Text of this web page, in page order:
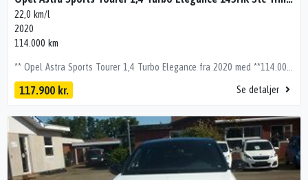
22,0 km/l
2020
114.000 km
** Opel Astra Sports Tourer 1,4 Turbo Elegance fra 2020 med **114.000 km**, benzinmotor, trinløst automatgear og masser af praktisk udstyr. Her får du en rummelig og veludstyret **Opel Astra Sports Tourer 1,4 Turbo Elegance 145HK Stc Trinl. Gear** med 5 døre og god plads til både hverdag, familie og bagage. Den 1,4 liters benzinmotor yder 145 hk, og bilen er udstyret med **automatgear**, som gør kørslen nem og afslappet. Astra’en har haft **1 ejer**, er ikke-ryger og har servicehistorik. Den kører op til 22 km/l ved blandet kørsel, har en årlig ejerafgift på 1.600 kr. og en CO2-udledning på 115 g/km. Tophastigheden er 210 km/t. **Vigtigt udstyr:** - **Automatgear** - **Android Auto** og **Apple CarPlay** - **Fartpilot** og **Fart limited control** - **Parkeringssensor for/bag** - **Bakkamera** - **Klimaanlæg 2-zoner** - **Fuld LED forlygter** - **Mørktonede ruder bag** - **Vejbaneassistent** - 16" alufælge - Bluetooth og håndfri telefon - Sædevarme foran - Rat med varme - Regnsensor og lyssensor - El-indstilleligt førersæde - Tagræling - Isofix - Start/stop-system ÅBENT ALLE HVERDAGE IFLG. VORES HJEMMESIDE, SAMT SØNDAG EFTER FORUDGÅENDE AFTALE. KONTAKT OS GERNE INDEN FREMVISNING PÅ TLF. 64881300 - TAST 2 (SALG) ELLER MAIL: SALG@KLOKHOLM-AUTOMOBILER.DK SÅ VI SIKRE AT DEN PÅGÆLDENDE BIL ALTID STÅR KLAR TIL PRØVEKØRSEL, SAMT IKKE ER SOLGT. DIN TRYGHED HOS OS: # BILEN ER GRUNDIGT TJEKKET IGENNEM, PÅ EGET AUTOMESTER VÆRKSTED # MINIMUM 12 MDR. TIL NÆSTE SYN # KILOMETERGARANTI OG GARANTI MOD RESTGÆLD # DU KAN FÅ DIT BILKØB FINANSIERET HOS OS, PÅ DE RIGTIGE VILKÅR # MULIGHED FOR UDVIDET FORSIKRING, PÅ OP TIL 48 MDR. Slip for usikkerhed med en udvidet Fragus Go Safe brugtvognsgaranti Med en udvidet brugtvognsgaranti fra Fragus, får du tryghed samtidig med at du slipper for uforudsete udgifter, hvis uheldet skulle være ude. Der vil altid være en usikkerhed forbundet med at købe eller køre i en brugt bil, men med en løsning fra GoSafe fjerner du usikkerheden. Klokholm Automobiler tilbyder Fragus GoSafe garanti, til få tusinde kroner pr. år. HUSK og få et tilbud ifbm. køb af ny brugt bil. Til vores priser, skal tillægges følgende: Nummerplade gebyr kr. 1.580,- *Der tages forbehold for taste- og datafejl i annoncen.* Automatgear, Android Auto, Apple CarPlay, 16" Alufælge, Fartpilot, Fart limited control, Parkeringssensor for/bag, Bakkamera, Aut. nedblændeligt bakspejl, Bluetooth, El indst. førersæde, Elruder for/bag, El-spejle, Fjernbetjent centrallås, Håndfri telefon, Klimaanlæg 2-zoner, Kørecomputer, Multifunktionsrat, Radio, Regnsensor, Sædevarme for, Udvendig temperaturmåler, Fuld LED forlygter, Indfarvede kofangere, LED kørelys, Metallak, Mørktonede ruder bag, Tagræling, Tonede ruder, Tågelygter, Armlæn, Højdejusterbart førersæde, Læderrat, Multijusterbart rat, Rat m. varme, Splitbagsæde, Stofindtræk, ABS, Airbag, Antispin, Dæktrykssensor, ESP, Fører-airbag, Isofix, Lyssensor, Passager-airbag, Selealarm, Selestrammer, Side-airbag, Startspærre, Vejbaneassistent, Start/stop-system, Service, Ikke ryger, 1 ejer
117.900 kr. Se detaljer